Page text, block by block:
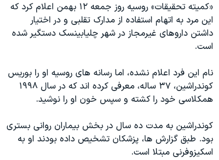
قانون شفافیت دارائی کادر رهبری ایران
اعتراضات مردمی آبان ۹۸
اسرائیل در جنگ
همایش محافظه‌کاران آمریکا «سی‌پک»
صفحه‌های ویژه
«کمیته تحقیقات» روسیه روز جمعه ۱۲ بهمن اعلام کرد که
این مرد به اتهام استفاده از مدارک تقلبی و در اختیار
داشتن داروهای غیرمجاز در شهر چلیابینسک دستگیر شده
است.
نام این فرد اعلام نشده، اما رسانه های روسیه او را بوریس
کوندراشین، ۳۷ ساله، معرفی کرده اند که در سال ۱۹۹۸
همکلاسی خود را کشته و سپس خون او را نوشید.
کوندراشین به مدت ده سال در بخش بیماران روانی بستری
بود. طبق گزارش ها، پزشکان تشخیص داده بودند او به
اسکیزوفرنی مبتلا است.